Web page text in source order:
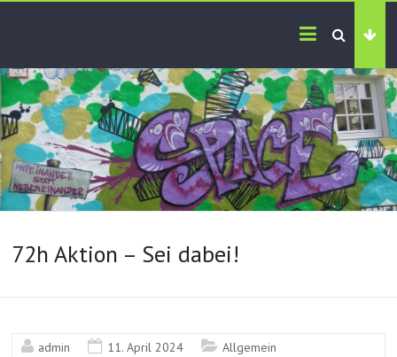
72h Aktion – Sei dabei!
admin 11. April 2024 Allgemein